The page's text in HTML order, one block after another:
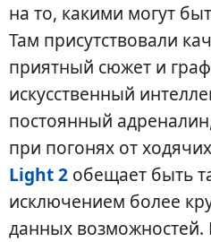
на то, какими могут
Там присутствовали
приятный сюжет и
искусственный
постоянный
при погонях от
Light 2 обещает быть
исключением более
данных возможностей.